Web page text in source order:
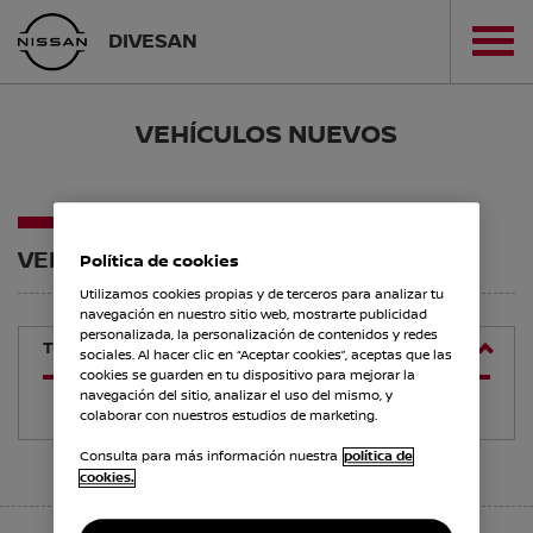
DIVESAN
VEHÍCULOS NUEVOS
VEHÍCULOS NUEVOS
TODOS
Política de cookies
Utilizamos cookies propias y de terceros para analizar tu
navegación en nuestro sitio web, mostrarte publicidad
personalizada, la personalización de contenidos y redes
sociales. Al hacer clic en “Aceptar cookies”, aceptas que las
cookies se guarden en tu dispositivo para mejorar la
navegación del sitio, analizar el uso del mismo, y
colaborar con nuestros estudios de marketing.
Consulta para más información nuestra política de
cookies.